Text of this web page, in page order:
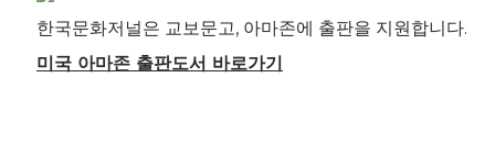
제호: 한국문화저널 등록번호: 부산, 아00245 부산시 중구 중구
로 61 4F 전관 편집인(청소년보호책임자): 송기송 대표전화: 051
241-1323 ※본지는 신문윤리강령 및 실천요강을 준수합니다. 모
한국문화저널은 교보문고, 아마존에 출판을 지원합니다.
미국 아마존 출판도서 바로가기